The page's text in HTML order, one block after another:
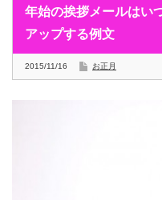
年始の挨拶メールはい
アップする例文
2015/11/16 お正月